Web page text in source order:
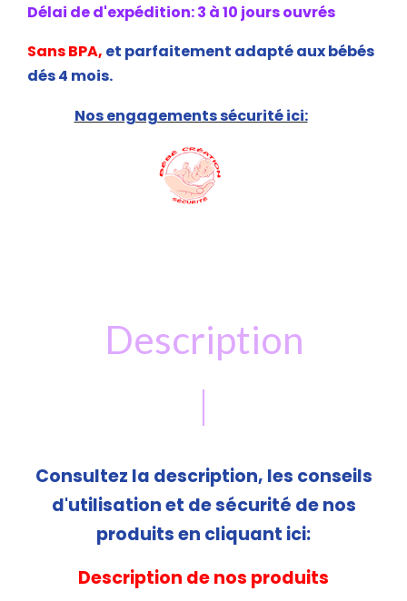
Délai de d'expédition: 3 à 10 jours ouvrés
Sans BPA, et parfaitement adapté aux bébés
dés 4 mois.
Nos engagements sécurité ici:
Description
Consultez la description, les conseils
d'utilisation et de sécurité de nos
produits en cliquant ici:
Description de nos produits